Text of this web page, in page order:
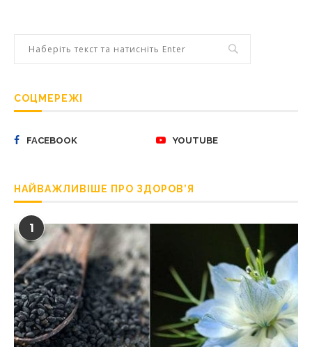
СОЦМЕРЕЖІ
FACEBOOK YOUTUBE
НАЙВАЖЛИВІШЕ ПРО ЗДОРОВ’Я
1